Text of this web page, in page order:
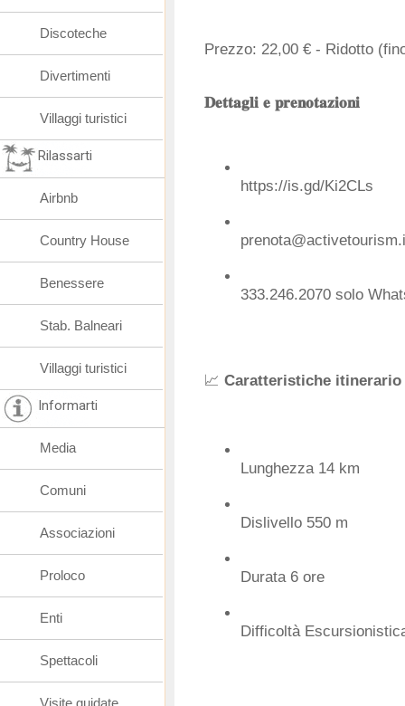
Prezzo: 22,00 € - Ridotto
𝐃𝐞𝐭𝐭𝐚𝐠𝐥𝐢 𝐞 𝐩𝐫𝐞𝐧𝐨𝐭𝐚𝐳𝐢𝐨𝐧𝐢
https://is.gd/Ki2CLs
333.246.2070 solo
📈 Caratteristiche itinerario
Lunghezza 14 km
Dislivello 550 m
Durata 6 ore
Difficoltà
Discoteche
Divertimenti
Villaggi turistici
Rilassarti
Airbnb
Country House
Benessere
Stab. Balneari
Villaggi turistici
Informarti
Media
Comuni
Associazioni
Proloco
Enti
Spettacoli
Visite guidate